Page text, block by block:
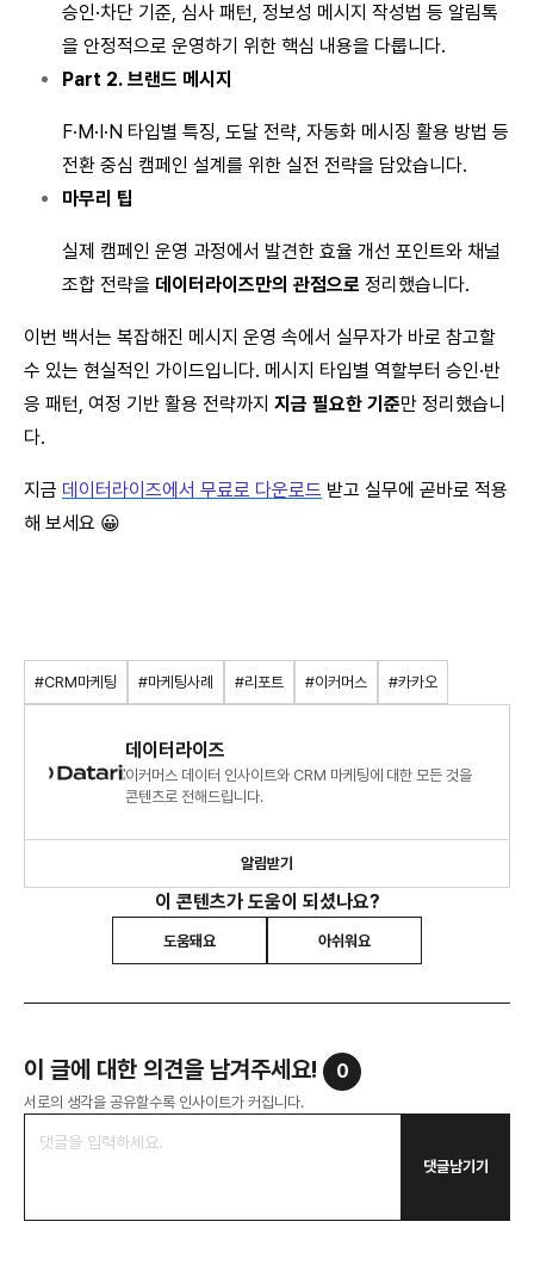
승인·차단 기준, 심사 패턴, 정보성 메시지 작성법 등 알림톡
을 안정적으로 운영하기 위한 핵심 내용을 다룹니다.
Part 2. 브랜드 메시지
F·M·I·N 타입별 특징, 도달 전략, 자동화 메시징 활용 방법 등
전환 중심 캠페인 설계를 위한 실전 전략을 담았습니다.
마무리 팁
실제 캠페인 운영 과정에서 발견한 효율 개선 포인트와 채널
조합 전략을 데이터라이즈만의 관점으로 정리했습니다.
이번 백서는 복잡해진 메시지 운영 속에서 실무자가 바로 참고할
수 있는 현실적인 가이드입니다. 메시지 타입별 역할부터 승인·반
응 패턴, 여정 기반 활용 전략까지 지금 필요한 기준만 정리했습니
다.
지금 데이터라이즈에서 무료로 다운로드 받고 실무에 곧바로 적용
해 보세요 😀
#CRM마케팅 #마케팅사례 #리포트 #이커머스 #카카오
데이터라이즈
이커머스 데이터 인사이트와 CRM 마케팅에 대한 모든 것을
콘텐츠로 전해드립니다.
알림받기
이 콘텐츠가 도움이 되셨나요?
도움돼요 아쉬워요
이 글에 대한 의견을 남겨주세요! 0
서로의 생각을 공유할수록 인사이트가 커집니다.
댓글남기기